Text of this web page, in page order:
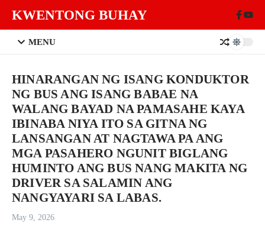
KWENTONG BUHAY
MENU
HINARANGAN NG ISANG KONDUKTOR
NG BUS ANG ISANG BABAE NA
WALANG BAYAD NA PAMASAHE KAYA
IBINABA NIYA ITO SA GITNA NG
LANSANGAN AT NAGTAWA PA ANG
MGA PASAHERO NGUNIT BIGLANG
HUMINTO ANG BUS NANG MAKITA NG
DRIVER SA SALAMIN ANG
NANGYAYARI SA LABAS.
May 9, 2026